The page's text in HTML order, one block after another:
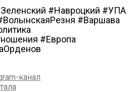
#Навроцкий #УПА
#Варшава
#Европа
канал